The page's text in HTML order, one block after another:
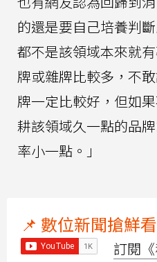
的還是要自己培養判
都不是該領域本來就
牌或雜牌比較多，不
牌一定比較好，但如
耕該領域久一點的品
率小一點。」
📌 數位新聞搶鮮看
訂閱